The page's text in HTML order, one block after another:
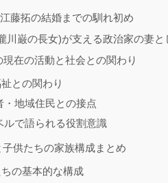
藤拓の結婚までの馴れ初め
川巌の長女)が支える政治家の妻と
在の活動と社会との関わり
との関わり
・地域住民との接点
ルで語られる役割意識
供たちの家族構成まとめ
の基本的な構成